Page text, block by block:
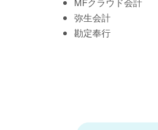
弥生会計
勘定奉行